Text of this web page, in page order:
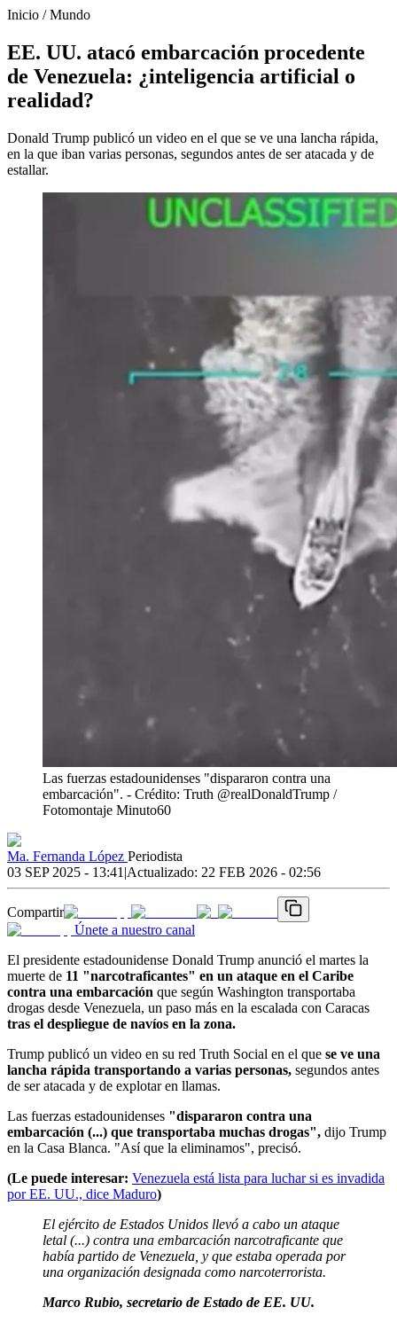
Inicio /Mundo
EE. UU. atacó embarcación procedente
de Venezuela: ¿inteligencia artificial o
realidad?
Donald Trump publicó un video en el que se ve una lancha rápida,
en la que iban varias personas, segundos antes de ser atacada y de
estallar.
Las fuerzas estadounidenses "dispararon contra una
embarcación". - Crédito: Truth @realDonaldTrump /
Fotomontaje Minuto60
Ma. Fernanda López Periodista
03 SEP 2025 - 13:41 |Actualizado: 22 FEB 2026 - 02:56
Compartir
Únete a nuestro canal
El presidente estadounidense Donald Trump anunció el martes la
muerte de 11 "narcotraficantes" en un ataque en el Caribe
contra una embarcación que según Washington transportaba
drogas desde Venezuela, un paso más en la escalada con Caracas
tras el despliegue de navíos en la zona.
Trump publicó un video en su red Truth Social en el que se ve una
lancha rápida transportando a varias personas, segundos antes
de ser atacada y de explotar en llamas.
Las fuerzas estadounidenses "dispararon contra una
embarcación (...) que transportaba muchas drogas", dijo Trump
en la Casa Blanca. "Así que la eliminamos", precisó.
(Le puede interesar: Venezuela está lista para luchar si es invadida
por EE. UU., dice Maduro)
El ejército de Estados Unidos llevó a cabo un ataque
letal (...) contra una embarcación narcotraficante que
había partido de Venezuela, y que estaba operada por
una organización designada como narcoterrorista.
Marco Rubio, secretario de Estado de EE. UU.